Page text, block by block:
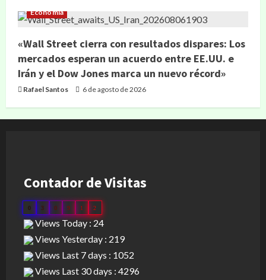
Economía
«Wall Street cierra con resultados dispares: Los
mercados esperan un acuerdo entre EE.UU. e
Irán y el Dow Jones marca un nuevo récord»
Rafael Santos 6 de agosto de 2026
Contador de Visitas
0 3 0 9 1 2
Views Today : 24
Views Yesterday : 219
Views Last 7 days : 1052
Views Last 30 days : 4296